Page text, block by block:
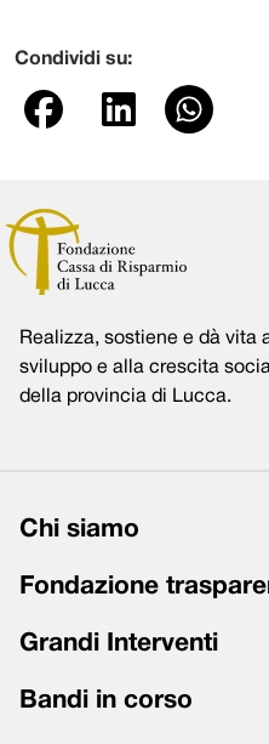
Condividi su:
Realizza, sostiene e dà vita
sviluppo e alla crescita
della provincia di Lucca.
Chi siamo
Fondazione
Grandi Interventi
Bandi in corso